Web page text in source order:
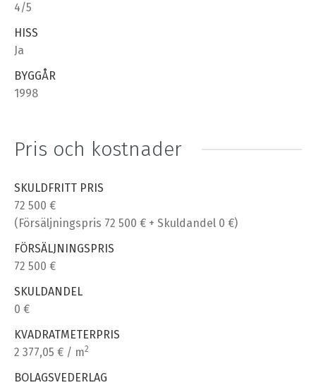
4/5
HISS
Ja
BYGGÅR
1998
Pris och kostnader
SKULDFRITT PRIS
72 500 €
(Försäljningspris 72 500 € + Skuldandel 0 €)
FÖRSÄLJNINGSPRIS
72 500 €
SKULDANDEL
0 €
KVADRATMETERPRIS
2 377,05 € / m2
BOLAGSVEDERLAG